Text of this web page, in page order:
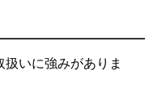
いに強みがありま